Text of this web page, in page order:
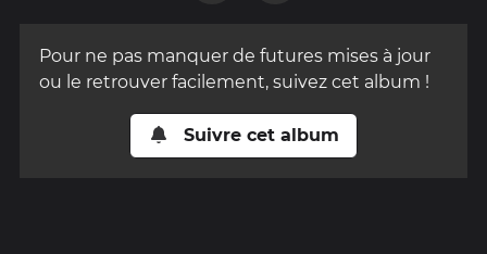
Pour ne pas manquer de futures mises à jour
ou le retrouver facilement, suivez cet album !
Suivre cet album